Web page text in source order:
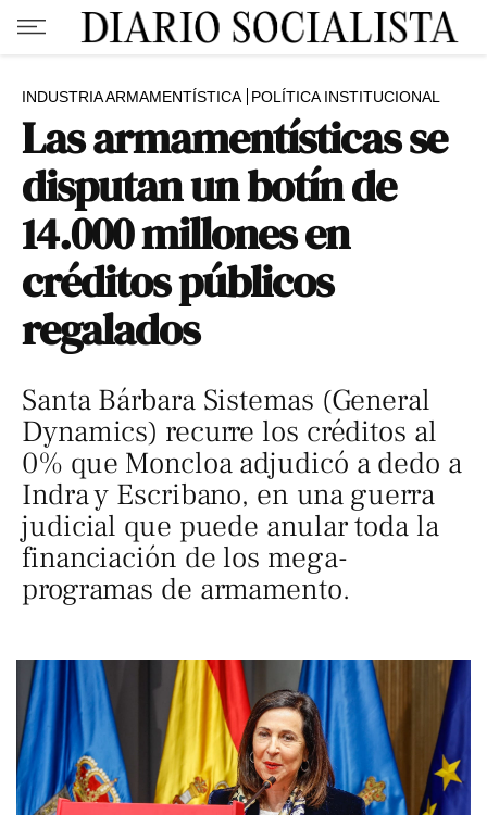
INDUSTRIA ARMAMENTÍSTICA POLÍTICA INSTITUCIONAL
Las armamentísticas se
disputan un botín de
14.000 millones en
créditos públicos
regalados
Santa Bárbara Sistemas (General
Dynamics) recurre los créditos al
0% que Moncloa adjudicó a dedo a
Indra y Escribano, en una guerra
judicial que puede anular toda la
financiación de los mega-
programas de armamento.